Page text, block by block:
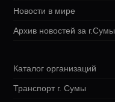
Новости в мире
Архив новостей за г.Сумы
Каталог организаций
Транспорт г. Сумы